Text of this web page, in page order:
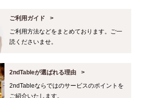
ご利用ガイド
ご利用方法などをまとめております。ご一
読くださいませ。
2ndTableが選ばれる理由
2ndTableならではのサービスのポイントを
ご紹介いたします。